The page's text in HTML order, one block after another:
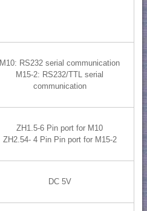
M10: RS232 serial communication
M15-2: RS232/TTL serial
communication
ZH1.5-6 Pin port for M10
ZH2.54- 4 Pin Pin port for M15-2
DC 5V